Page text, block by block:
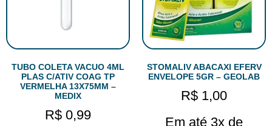
TUBO COLETA VACUO 4ML
PLAS C/ATIV COAG TP
VERMELHA 13X75MM –
MEDIX
R$ 0,99
STOMALIV ABACAXI EFERV
ENVELOPE 5GR – GEOLAB
R$ 1,00
Em até 3x de